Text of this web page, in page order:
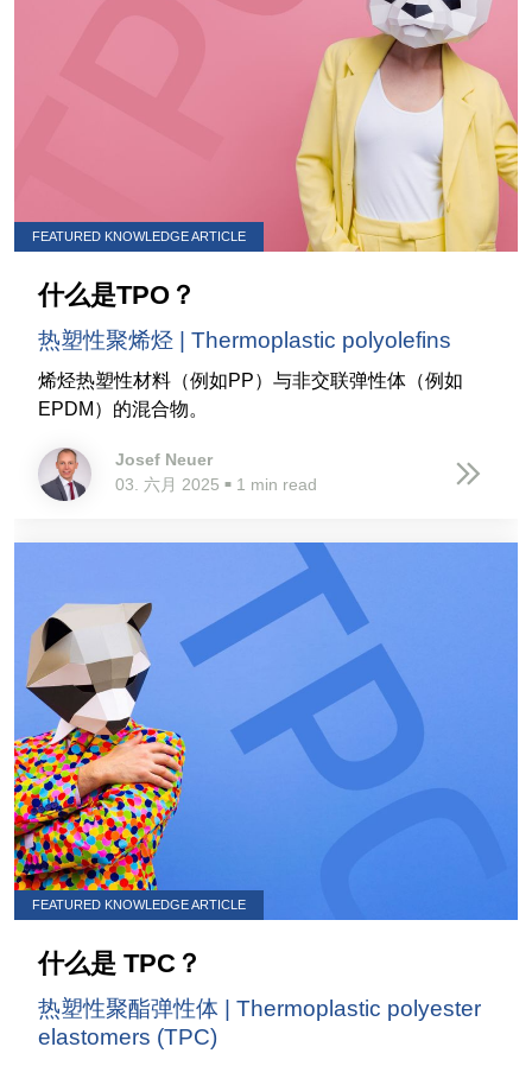
FEATURED KNOWLEDGE ARTICLE
什么是TPO？
热塑性聚烯烃 | Thermoplastic polyolefins
烯烃热塑性材料（例如PP）与非交联弹性体（例如
EPDM）的混合物。
Josef Neuer
03. 六月 2025 ■ 1 min read
FEATURED KNOWLEDGE ARTICLE
什么是 TPC？
热塑性聚酯弹性体 | Thermoplastic polyester
elastomers (TPC)